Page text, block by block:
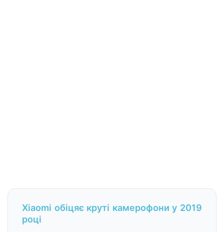
Xiaomi обіцяє круті камерофони у 2019
році